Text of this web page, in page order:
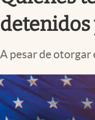
Vida y estilo
Tv
Espiritualidad
Mediakit
abre en nueva pestaña
detenidos
A pesar de otorgar